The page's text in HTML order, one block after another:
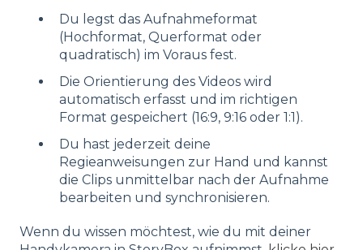
Du legst das Aufnahmeformat
(Hochformat, Querformat oder
quadratisch) im Voraus fest.
Die Orientierung des Videos wird
automatisch erfasst und im richtigen
Format gespeichert (16:9, 9:16 oder 1:1).
Du hast jederzeit deine
Regieanweisungen zur Hand und kannst
die Clips unmittelbar nach der Aufnahme
bearbeiten und synchronisieren.
Wenn du wissen möchtest, wie du mit deiner